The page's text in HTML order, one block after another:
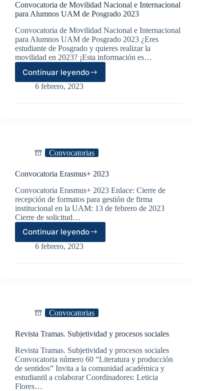
Convocatoria de Movilidad Nacional e Internacional
para Alumnos UAM de Posgrado 2023
Convocatoria de Movilidad Nacional e Internacional
para Alumnos UAM de Posgrado 2023 ¿Eres
estudiante de Posgrado y quieres realizar la
movilidad en 2023? ¡Esta información es…
Continuar leyendo
Convocatoria
de
Nacional
UAM
Posgrado
6 febrero, 2023
Convocatorias
Convocatoria Erasmus+ 2023
Convocatoria Erasmus+ 2023 Enlace: Cierre de
recepción de formatos para gestión de firma
institucional en la UAM: 13 de febrero de 2023
Cierre de solicitud…
Continuar leyendo
Convocatoria
Erasmus+
6 febrero, 2023
Convocatorias
Revista Tramas. Subjetividad y procesos sociales
Revista Tramas. Subjetividad y procesos sociales
Convocatoria número 60 “Literatura y producción
de sentidos” Invita a la comunidad académica y
estudiantil a colaborar Coordinadores: Leticia
Flores…